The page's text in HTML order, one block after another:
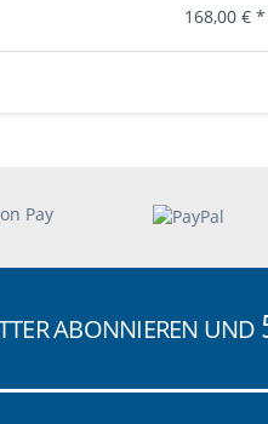
168,00 € *
ABONNIEREN UND